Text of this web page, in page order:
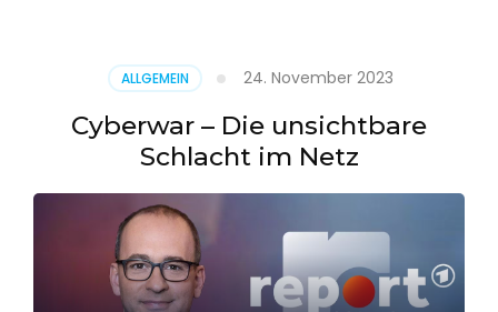
ALLGEMEIN 24. November 2023
Cyberwar – Die unsichtbare
Schlacht im Netz